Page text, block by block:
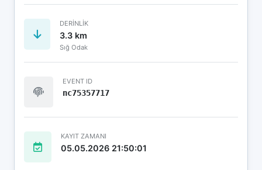
DERINLIK
3.3 km
Sığ Odak
EVENT ID
nc75357717
KAYIT ZAMANI
05.05.2026 21:50:01